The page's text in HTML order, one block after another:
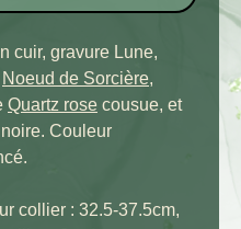
cuir, gravure Lune,
Noeud de Sorcière,
Quartz rose cousue, et
Couleur
collier : 32.5-37.5cm,